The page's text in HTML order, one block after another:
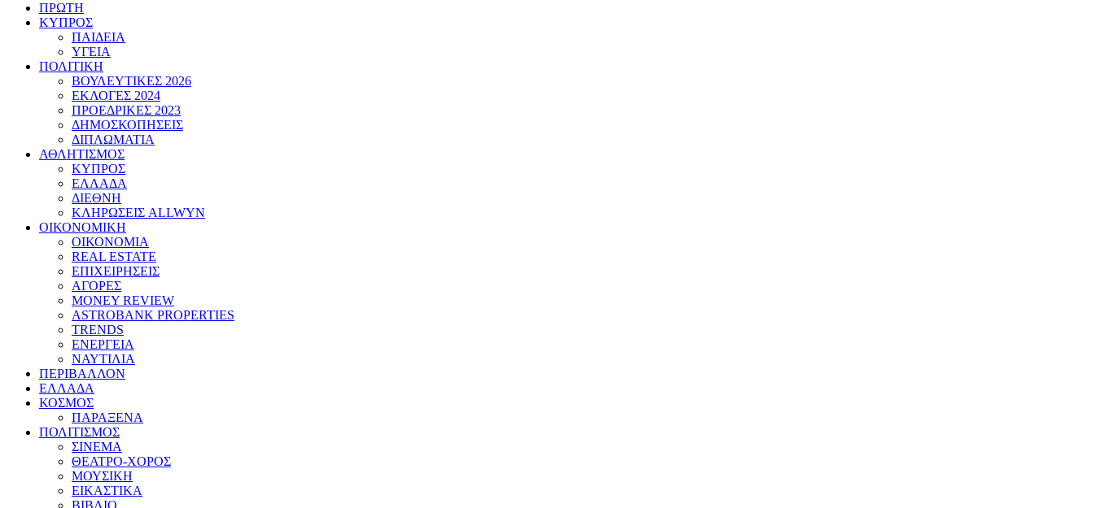
ΠΡΩΤΗ
ΚΥΠΡΟΣ
ΠΑΙΔΕΙΑ
ΥΓΕΙΑ
ΠΟΛΙΤΙΚΗ
ΒΟΥΛΕΥΤΙΚΕΣ 2026
ΕΚΛΟΓΕΣ 2024
ΠΡΟΕΔΡΙΚΕΣ 2023
ΔΗΜΟΣΚΟΠΗΣΕΙΣ
ΔΙΠΛΩΜΑΤΙΑ
ΑΘΛΗΤΙΣΜΟΣ
ΚΥΠΡΟΣ
ΕΛΛΑΔΑ
ΔΙΕΘΝΗ
ΚΛΗΡΩΣΕΙΣ ALLWYN
ΟΙΚΟΝΟΜΙΚΗ
ΟΙΚΟΝΟΜΙΑ
REAL ESTATE
ΕΠΙΧΕΙΡΗΣΕΙΣ
ΑΓΟΡΕΣ
MONEY REVIEW
ASTROBANK PROPERTIES
TRENDS
ΕΝΕΡΓΕΙΑ
ΝΑΥΤΙΛΙΑ
ΠΕΡΙΒΑΛΛΟΝ
ΕΛΛΑΔΑ
ΚΟΣΜΟΣ
ΠΑΡΑΞΕΝΑ
ΠΟΛΙΤΙΣΜΟΣ
ΣΙΝΕΜΑ
ΘΕΑΤΡΟ-ΧΟΡΟΣ
ΜΟΥΣΙΚΗ
ΕΙΚΑΣΤΙΚΑ
ΒΙΒΛΙΟ